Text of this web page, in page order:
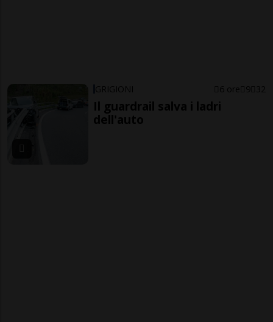
GRIGIONI 6 ore 9 32
Il guardrail salva i ladri
dell'auto